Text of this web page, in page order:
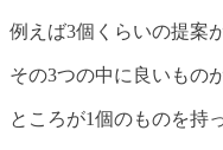
例えば3個くらいの提案
その3つの中に良いもの
ところが1個のものを持